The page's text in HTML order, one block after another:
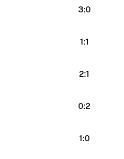
3:0
1:1
2:1
0:2
1:0